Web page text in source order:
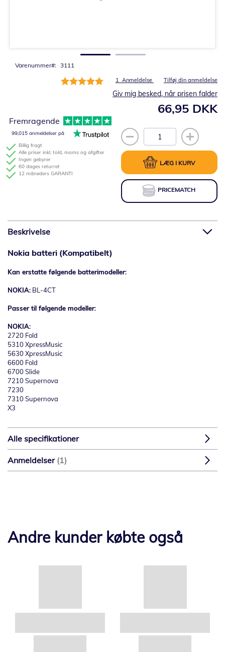
Varenummer 3111
Bedømmelse:
1 Anmeldelse Tilføj din anmeldelse
66,95 DKK
Giv mig besked, når prisen falder
LÆG I KURV
PRICEMATCH
Billig fragt
Alle priser inkl. told, moms og afgifter
Ingen gebyrer
60 dages returret
12 måneders GARANTI
Fremragende
99,015 anmeldelser på
Beskrivelse
Nokia batteri (Kompatibelt)
Kan erstatte følgende batterimodeller:
NOKIA: BL-4CT
Passer til følgende modeller:
NOKIA:
2720 Fold
5310 XpressMusic
5630 XpressMusic
6600 Fold
6700 Slide
7210 Supernova
7230
7310 Supernova
X3
Alle specifikationer
Anmeldelser 1
Andre kunder købte også